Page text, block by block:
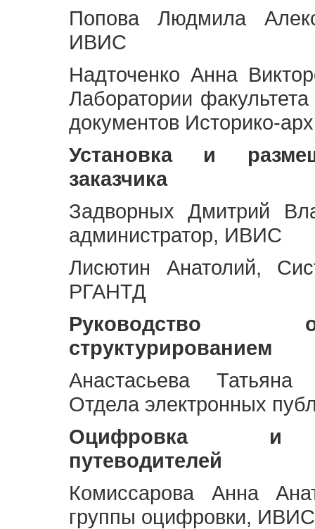
Попова Людмила
ИВИС
Надточенко Анна
Лаборатории
документов Историко-
Установка и
заказчика
Задворных Дмитрий
администратор, ИВИС
Лисютин Анатолий,
РГАНТД
Руководство
структурированием
Анастасьева Татьяна
Отдела электронных
Оцифровка и
путеводителей
Комиссарова Анна
группы оцифровки, ИВИС